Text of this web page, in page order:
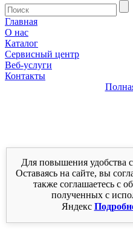
Для повышения удобства
Оставаясь на сайте, вы
также соглашаетесь с
полученных с
Яндекс
Главная
О нас
Каталог
Сервисный центр
Веб-услуги
Контакты